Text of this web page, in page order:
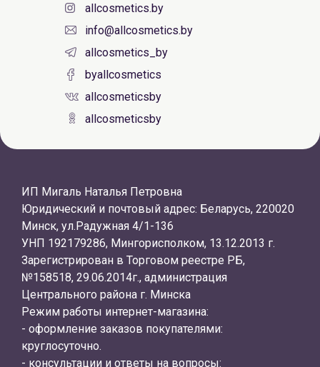
allcosmetics.by
info@allcosmetics.by
allcosmetics_by
byallcosmetics
allcosmeticsby
allcosmeticsby
ИП Мигаль Наталья Петровна
Юридический и почтовый адрес: Беларусь, 220020
Минск, ул.Радужная 4/1-136
УНП 192179286, Мингорисполком, 13.12.2013 г.
Зарегистрирован в Торговом реестре РБ,
№158518, 29.06.2014г., администрация
Центрального района г. Минска
Режим работы интернет-магазина:
- оформление заказов покупателями:
круглосуточно.
- консультации и ответы на вопросы: